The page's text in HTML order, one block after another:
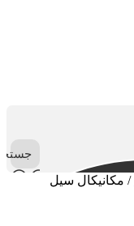
/ مکانیکال سیل